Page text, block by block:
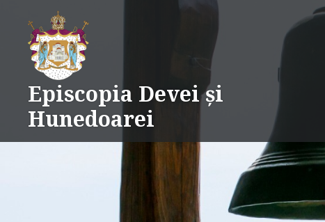
content
Episcopia Devei și
Hunedoarei